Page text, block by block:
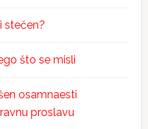
stečen?
što se misli
osamnaesti
proslavu